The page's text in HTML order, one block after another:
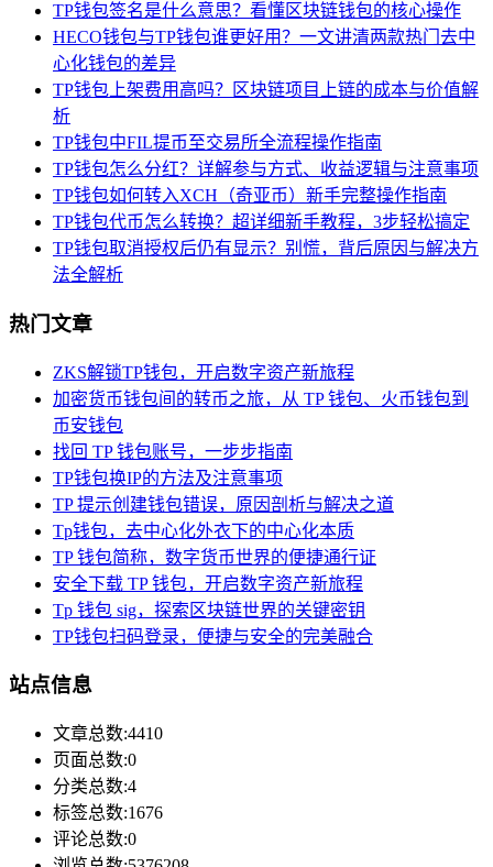
TP钱包签名是什么意思？看懂区块链钱包的核心操作
HECO钱包与TP钱包谁更好用？一文讲清两款热门去中
心化钱包的差异
TP钱包上架费用高吗？区块链项目上链的成本与价值解
析
TP钱包中FIL提币至交易所全流程操作指南
TP钱包怎么分红？详解参与方式、收益逻辑与注意事项
TP钱包如何转入XCH（奇亚币）新手完整操作指南
TP钱包代币怎么转换？超详细新手教程，3步轻松搞定
TP钱包取消授权后仍有显示？别慌，背后原因与解决方
法全解析
热门文章
ZKS解锁TP钱包，开启数字资产新旅程
加密货币钱包间的转币之旅，从 TP 钱包、火币钱包到
币安钱包
找回 TP 钱包账号，一步步指南
TP钱包换IP的方法及注意事项
TP 提示创建钱包错误，原因剖析与解决之道
Tp钱包，去中心化外衣下的中心化本质
TP 钱包简称，数字货币世界的便捷通行证
安全下载 TP 钱包，开启数字资产新旅程
Tp 钱包 sig，探索区块链世界的关键密钥
TP钱包扫码登录，便捷与安全的完美融合
站点信息
文章总数:4410
页面总数:0
分类总数:4
标签总数:1676
评论总数:0